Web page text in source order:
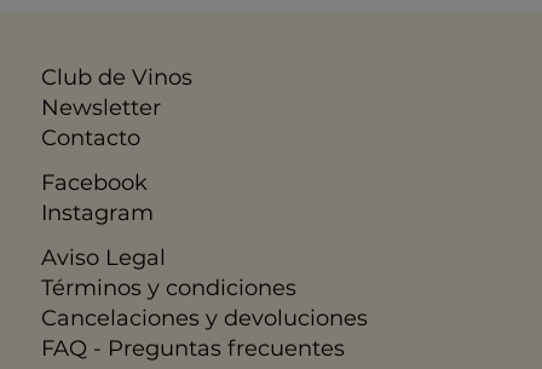
Club de Vinos
Newsletter
Contacto
Facebook
Instagram
Aviso Legal
​Términos y condiciones
Cancelaciones y devoluciones
FAQ - Preguntas frecuentes